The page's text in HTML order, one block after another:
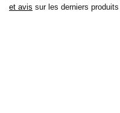
et avis sur les derniers